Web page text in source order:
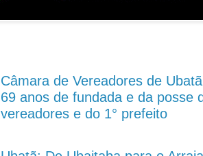
Câmara de Vereadores de
69 anos de fundada e da posse
vereadores e do 1° prefeito